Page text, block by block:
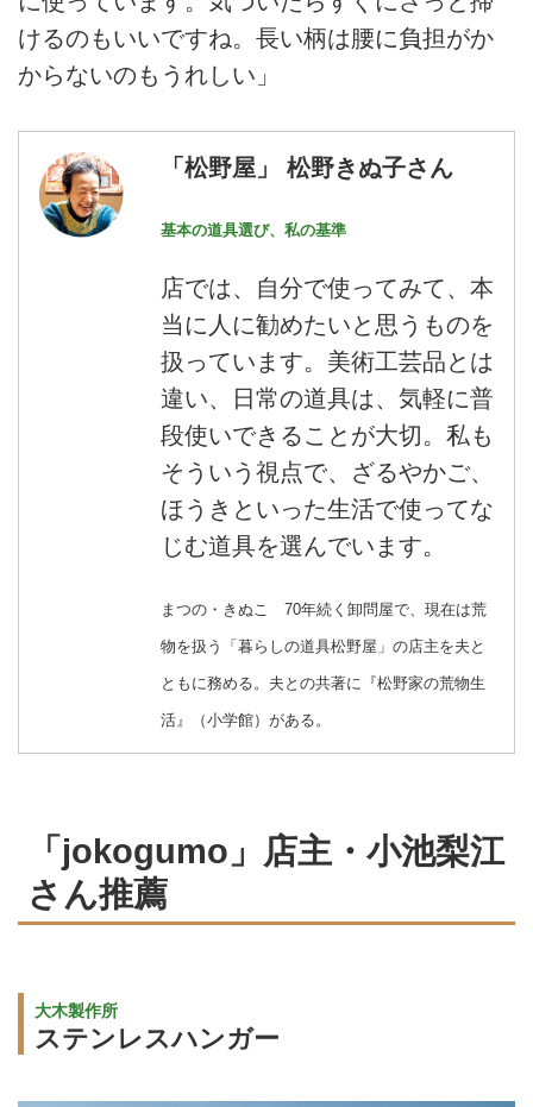
けるのもいいですね。長い柄は腰に負担がか
からないのもうれしい」
「松野屋」 松野きぬ子さん
基本の道具選び、私の基準
店では、自分で使ってみて、本
当に人に勧めたいと思うものを
扱っています。美術工芸品とは
違い、日常の道具は、気軽に普
段使いできることが大切。私も
そういう視点で、ざるやかご、
ほうきといった生活で使ってな
じむ道具を選んでいます。
まつの・きぬこ 70年続く卸問屋で、現在は荒
物を扱う「暮らしの道具松野屋」の店主を夫と
ともに務める。夫との共著に『松野家の荒物生
活』（小学館）がある。
「jokogumo」店主・小池梨江
さん推薦
大木製作所
ステンレスハンガー